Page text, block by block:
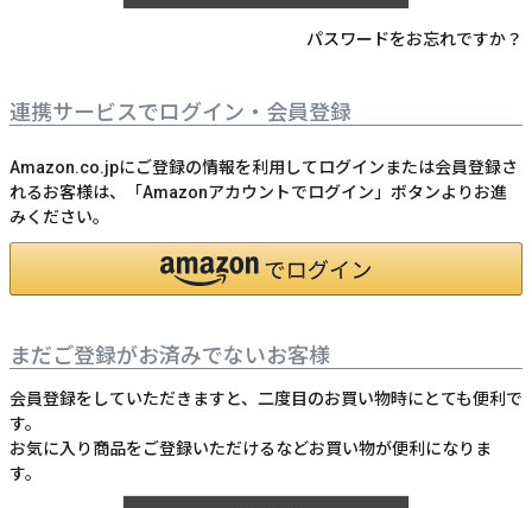
パスワードをお忘れですか？
連携サービスでログイン・会員登録
Amazon.co.jpにご登録の情報を利用してログインまたは会員登録さ
れるお客様は、「Amazonアカウントでログイン」ボタンよりお進
みください。
まだご登録がお済みでないお客様
会員登録をしていただきますと、二度目のお買い物時にとても便利で
す。
お気に入り商品をご登録いただけるなどお買い物が便利になりま
す。